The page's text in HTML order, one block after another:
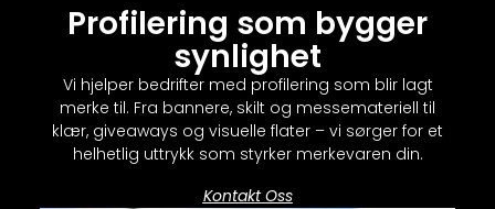
Profilering som bygger
synlighet
Vi hjelper bedrifter med profilering som blir lagt
merke til. Fra bannere, skilt og messemateriell til
klær, giveaways og visuelle flater – vi sørger for et
helhetlig uttrykk som styrker merkevaren din.
Kontakt Oss